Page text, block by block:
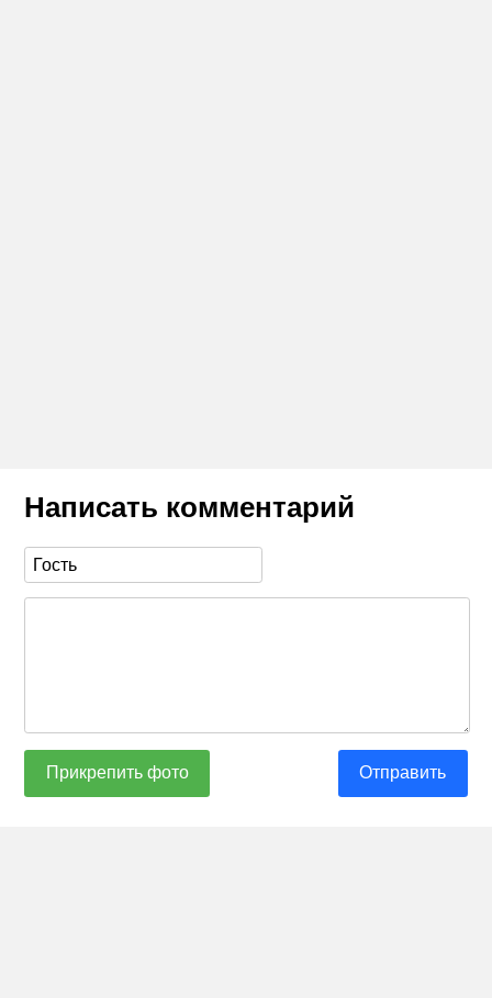
Написать комментарий
Прикрепить фото Отправить